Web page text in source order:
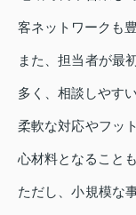
客ネットワークも
また、担当者が最
多く、相談しやす
柔軟な対応やフッ
心材料となること
ただし、小規模な